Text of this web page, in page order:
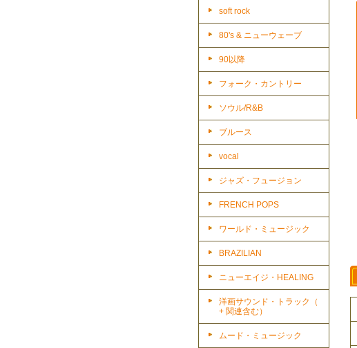
soft rock
80's & ニューウェーブ
90以降
フォーク・カントリー
ソウル/R&B
ブルース
vocal
ジャズ・フュージョン
FRENCH POPS
ワールド・ミュージック
BRAZILIAN
ニューエイジ・HEALING
洋画サウンド・トラック（
+ 関連含む）
ムード・ミュージック